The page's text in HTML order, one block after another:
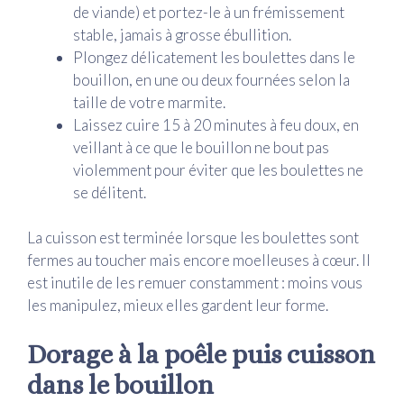
de viande) et portez-le à un frémissement
stable, jamais à grosse ébullition.
Plongez délicatement les boulettes dans le
bouillon, en une ou deux fournées selon la
taille de votre marmite.
Laissez cuire 15 à 20 minutes à feu doux, en
veillant à ce que le bouillon ne bout pas
violemment pour éviter que les boulettes ne
se délitent.
La cuisson est terminée lorsque les boulettes sont
fermes au toucher mais encore moelleuses à cœur. Il
est inutile de les remuer constamment : moins vous
les manipulez, mieux elles gardent leur forme.
Dorage à la poêle puis cuisson
dans le bouillon